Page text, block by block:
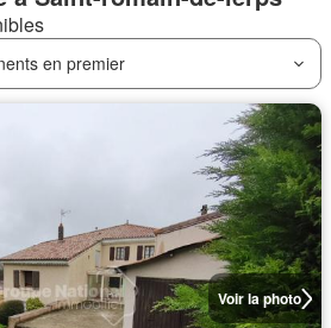
en premier
Voir la photo